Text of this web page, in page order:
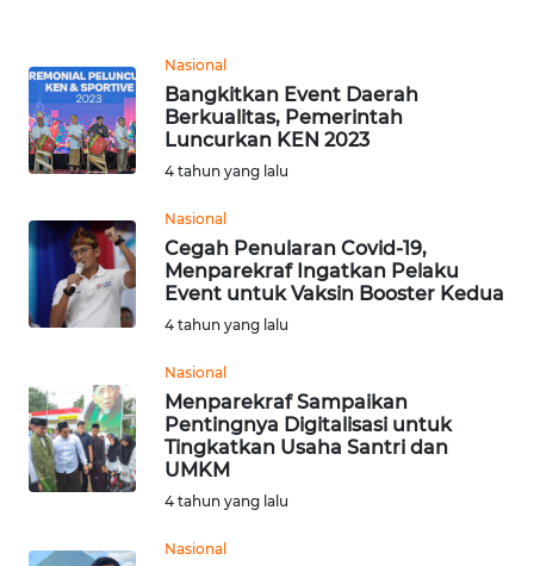
Nasional
Bangkitkan Event Daerah
Berkualitas, Pemerintah
Luncurkan KEN 2023
4 tahun yang lalu
Nasional
Cegah Penularan Covid-19,
Menparekraf Ingatkan Pelaku
Event untuk Vaksin Booster Kedua
4 tahun yang lalu
Nasional
Menparekraf Sampaikan
Pentingnya Digitalisasi untuk
Tingkatkan Usaha Santri dan
UMKM
4 tahun yang lalu
Nasional
MALUKU
WN
MALUT
DAIRI
WN
DANAU
WN
NIAS